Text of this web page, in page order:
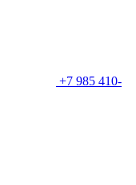
+7 985 410-